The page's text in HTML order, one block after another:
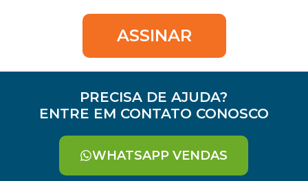
ASSINAR
PRECISA DE AJUDA?
ENTRE EM CONTATO CONOSCO
WHATSAPP VENDAS